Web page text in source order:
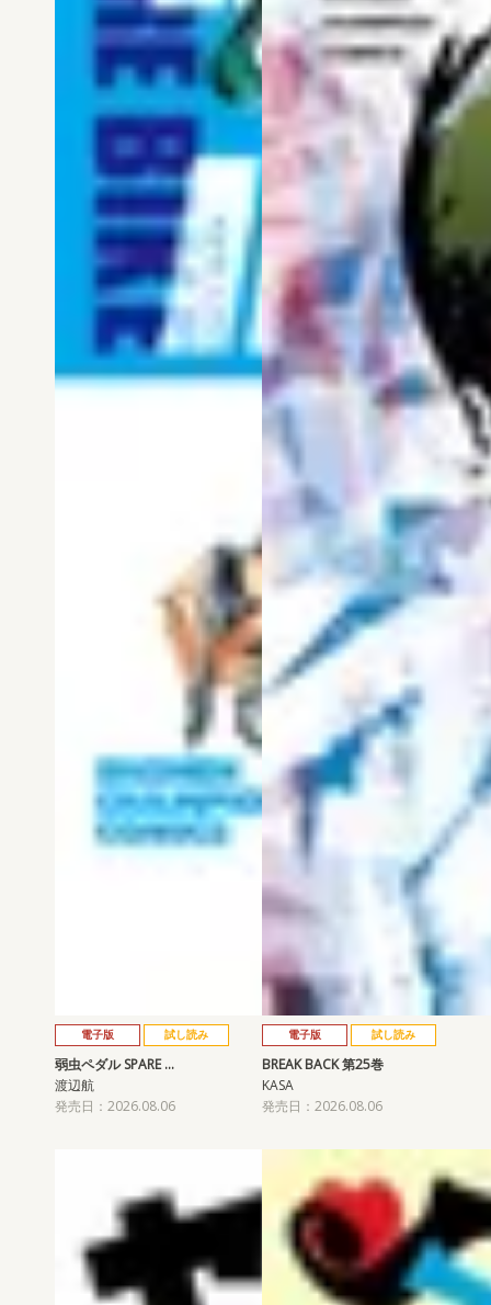
電子版 試し読み
弱虫ペダル SPARE …
渡辺航
発売日：2026.08.06
電子版 試し読み
BREAK BACK 第25巻
KASA
発売日：2026.08.06